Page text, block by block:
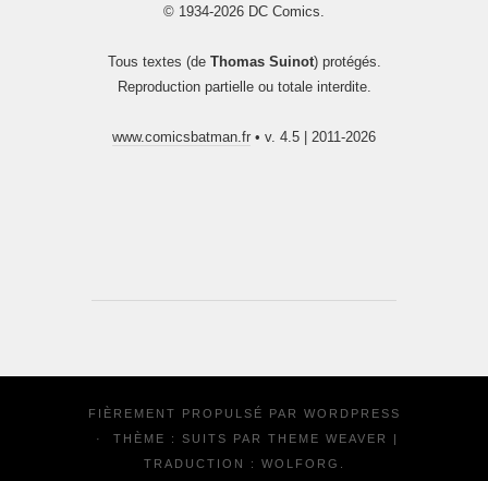
© 1934-2026 DC Comics.
Tous textes (de Thomas Suinot) protégés.
Reproduction partielle ou totale interdite.
www.comicsbatman.fr • v. 4.5 | 2011-2026
FIÈREMENT PROPULSÉ PAR WORDPRESS
·
THÈME : SUITS PAR THEME WEAVER
|
TRADUCTION : WOLFORG